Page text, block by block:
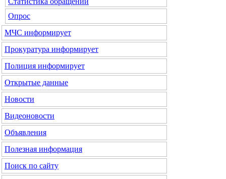
Опрос
МЧС информирует
Прокуратура информирует
Полиция информирует
Открытые данные
Новости
Видеоновости
Объявления
Полезная информация
Поиск по сайту